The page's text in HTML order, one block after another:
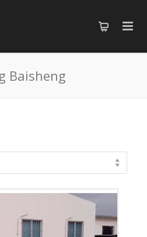
Baisheng